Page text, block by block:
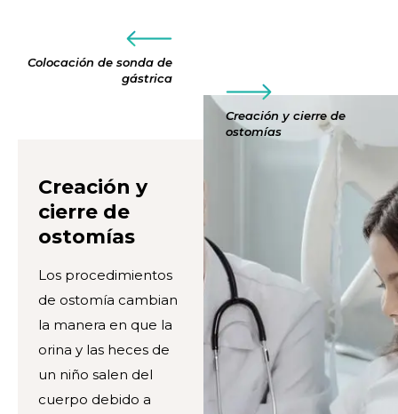
Colocación de sonda de
gástrica
Creación y cierre de
ostomías
Creación y
cierre de
ostomías
Los procedimientos
de ostomía cambian
la manera en que la
orina y las heces de
un niño salen del
cuerpo debido a